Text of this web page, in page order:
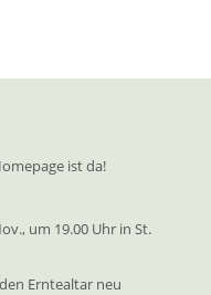
ist da!
um 19.00 Uhr in St.
Erntealtar neu